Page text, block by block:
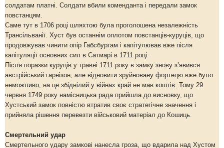
солдатам платні. Солдати вбили коменданта і передали замок
повстанцям.
Саме тут в 1706 році шляхтою була проголошена незалежність
Трансільванії. Хуст був останнім оплотом повстанців-куруців, що
продовжував чинити опір Габсбургам і капітулював вже після
капітуляції основних сил в Сатмарі в 1711 році.
Після поразки куруців у травні 1711 року в замку знову з’явився
австрійський гарнізон, але відновити зруйновану фортецю вже було
неможливо, на це збіднілий у війнах край не мав коштів. Тому 29
червня 1749 року намісницька рада прийшла до висновку, що
Хустський замок повністю втратив своє стратегічне значення і
прийняла рішення перевезти військовий матеріал до Кошиць.
Смертельний удар
Смертельного удару замкові нанесла гроза, що вдарила над Хустом